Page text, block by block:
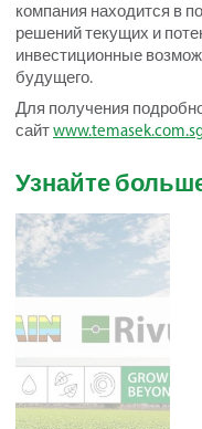
компания находится в
решений текущих и
инвестиционные
будущего.
Для получения
сайт
Узнайте